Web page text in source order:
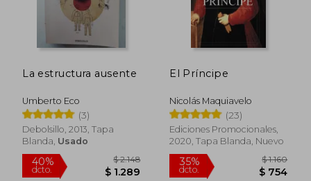
La estructura ausente
Umberto Eco
(3)
Debolsillo, 2013, Tapa
Blanda, Usado
El Príncipe
Nicolás Maquiavelo
(23)
Ediciones Promocionales,
2020, Tapa Blanda, Nuevo